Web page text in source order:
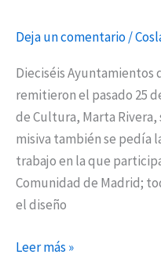
Deja un comentario/
Dieciséis Ayuntamientos
remitieron el pasado 25
de Cultura, Marta
misiva también se pedía
trabajo en la que
Comunidad de Madrid;
el diseño
la
Leer más »